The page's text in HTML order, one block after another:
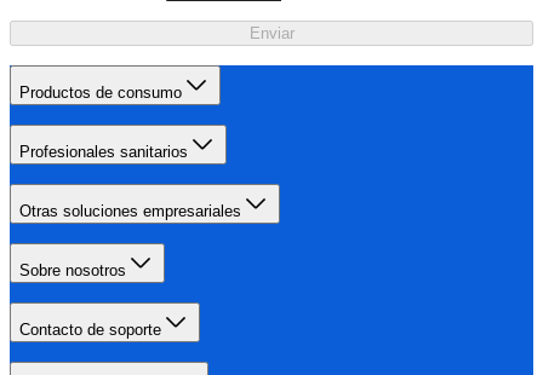
Enviar
Productos de consumo
Profesionales sanitarios
Otras soluciones empresariales
Sobre nosotros
Contacto de soporte